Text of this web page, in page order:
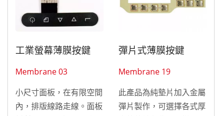
工業螢幕薄膜按鍵
Membrane 03
小尺寸面板，在有限空間
內，排版線路走線。面板
彈片式薄膜按鍵
Membrane 19
此產品為純墊片加入金屬
彈片製作，可選擇各式厚